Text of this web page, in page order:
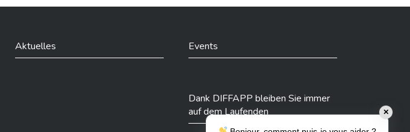
Aktuelles Events
Dank DIFFAPP bleiben Sie immer
auf dem Laufenden
✕